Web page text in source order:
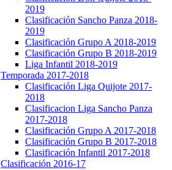
2019
Clasificación Sancho Panza 2018-
2019
Clasificación Grupo A 2018-2019
Clasificación Grupo B 2018-2019
Liga Infantil 2018-2019
Temporada 2017-2018
Clasificación Liga Quijote 2017-
2018
Clasificacion Liga Sancho Panza
2017-2018
Clasificación Grupo A 2017-2018
Clasificación Grupo B 2017-2018
Clasificación Infantil 2017-2018
Clasificación 2016-17